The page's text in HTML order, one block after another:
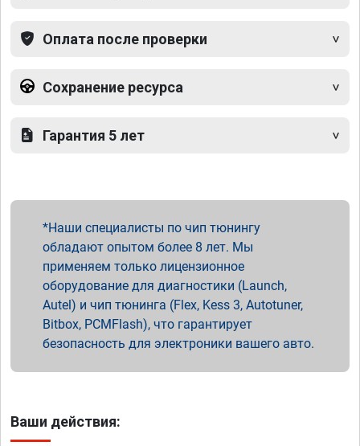
Оплата после проверки
Сохранение ресурса
Гарантия 5 лет
Наши специалисты по чип тюнингу
обладают опытом более 8 лет. Мы
применяем только лицензионное
оборудование для диагностики (Launch,
Autel) и чип тюнинга (Flex, Kess 3, Autotuner,
Bitbox, PCMFlash), что гарантирует
безопасность для электроники вашего авто.
Ваши действия: